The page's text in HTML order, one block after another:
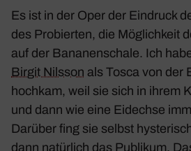
Es ist in der Oper der Eindruck
des Probierten, die Möglich­keit
auf der Bana­nen­schale. Ich
Birgit Nilsson als Tosca von der
hochkam, weil sie sich in ihrem
und dann wie eine Eidechse
Darüber fing sie selbst
dann natür­lich das Publikum.